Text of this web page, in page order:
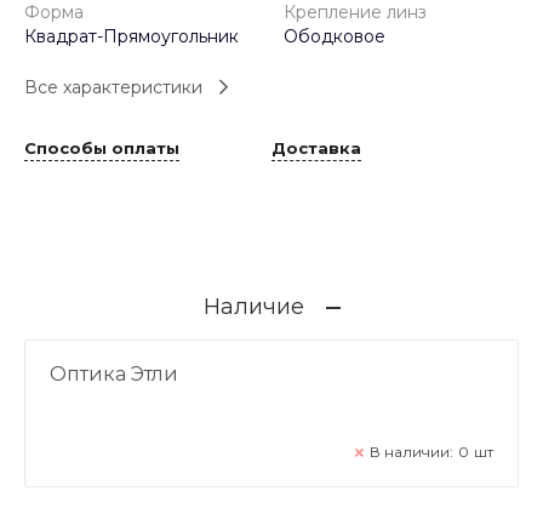
Форма
Квадрат-Прямоугольник
Крепление линз
Ободковое
Все характеристики
Способы оплаты Доставка
Наличие
Оптика Этли
В наличии: 0 шт